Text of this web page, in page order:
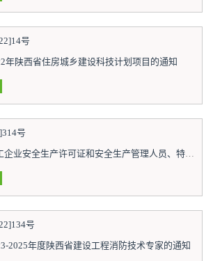
号
年陕西省住房城乡建设科技计划项目的通知
号
产许可证和安全生产管理人员、特种作业人员合格（资格）证书统一延期工作的通知
号
2025年度陕西省建设工程消防技术专家的通知